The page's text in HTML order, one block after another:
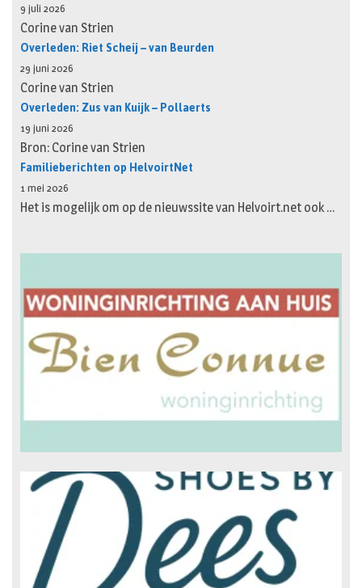
9 juli 2026
Corine van Strien
Overleden: Riet Scheij – van Beurden
29 juni 2026
Corine van Strien
Overleden: Zus van Kuijk – Pollaerts
19 juni 2026
Bron: Corine van Strien
Familieberichten op HelvoirtNet
1 mei 2026
Het is mogelijk om op de nieuwssite van Helvoirt.net ook …